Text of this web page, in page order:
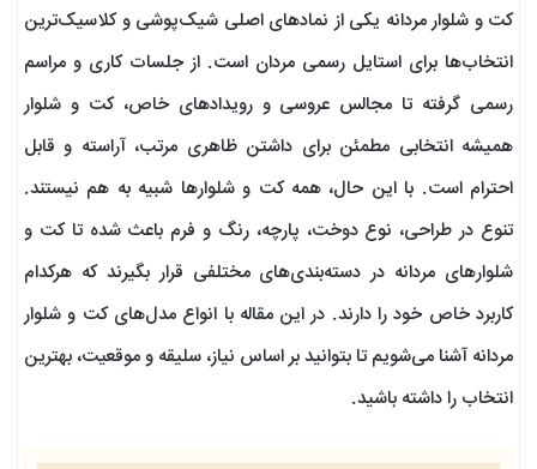
کت و شلوار مردانه یکی از نمادهای اصلی شیک‌پوشی و کلاسیک‌ترین
انتخاب‌ها برای استایل رسمی مردان است. از جلسات کاری و مراسم
رسمی گرفته تا مجالس عروسی و رویدادهای خاص، کت و شلوار
همیشه انتخابی مطمئن برای داشتن ظاهری مرتب، آراسته و قابل
احترام است. با این حال، همه کت و شلوارها شبیه به هم نیستند.
تنوع در طراحی، نوع دوخت، پارچه، رنگ و فرم باعث شده تا کت و
شلوارهای مردانه در دسته‌بندی‌های مختلفی قرار بگیرند که هرکدام
کاربرد خاص خود را دارند. در این مقاله با انواع مدل‌های کت و شلوار
مردانه آشنا می‌شویم تا بتوانید بر اساس نیاز، سلیقه و موقعیت، بهترین
انتخاب را داشته باشید.